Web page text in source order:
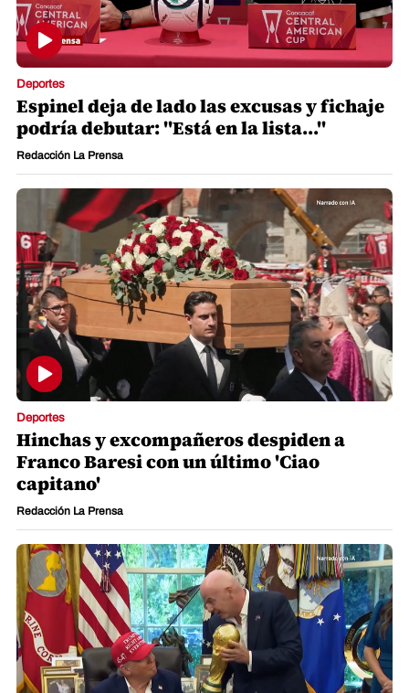
Deportes
Espinel deja de lado las excusas y fichaje
podría debutar: "Está en la lista..."
Redacción La Prensa
Deportes
Hinchas y excompañeros despiden a
Franco Baresi con un último 'Ciao
capitano'
Redacción La Prensa